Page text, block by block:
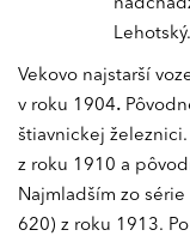
Lehotský.
Vekovo najstarší
v roku 1904.
štiavnickej
z roku 1910 a
Najmladším zo
620) z roku 1913.